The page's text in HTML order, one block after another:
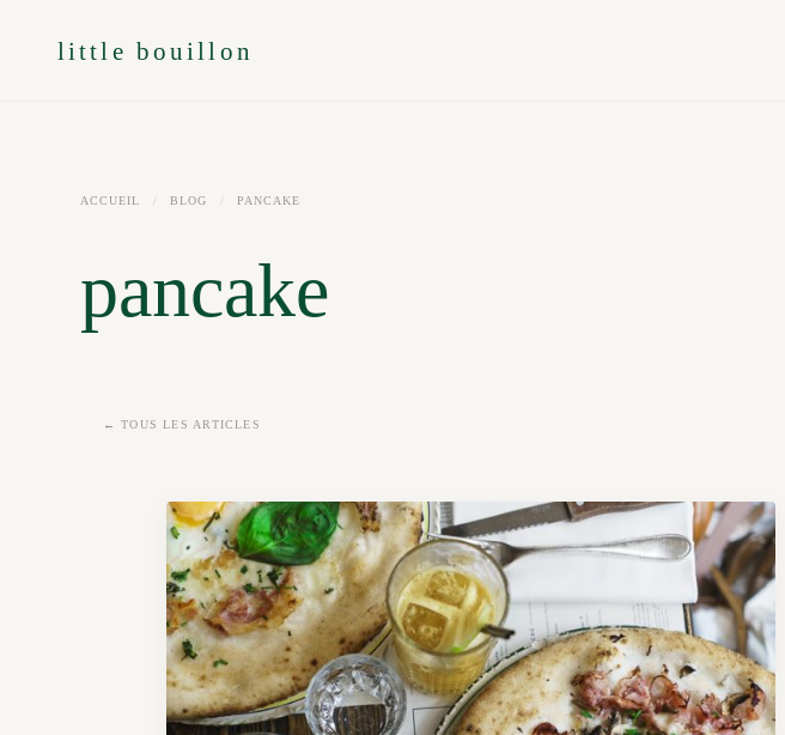
little bouillon
ACCUEIL / BLOG / PANCAKE
pancake
← TOUS LES ARTICLES